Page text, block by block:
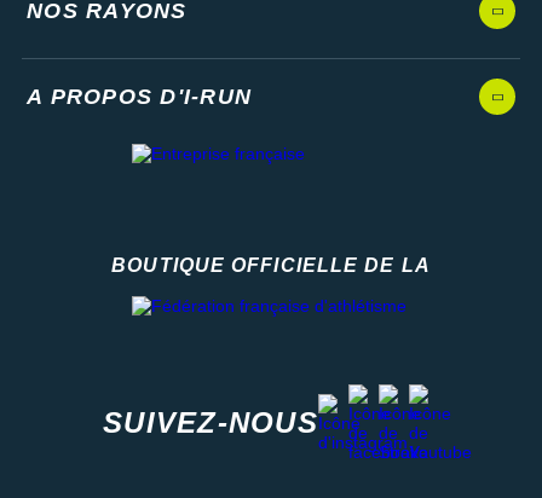
NOS RAYONS
A PROPOS D'I-RUN
BOUTIQUE OFFICIELLE DE LA
SUIVEZ-NOUS
instagram
facebook
stravayoutube